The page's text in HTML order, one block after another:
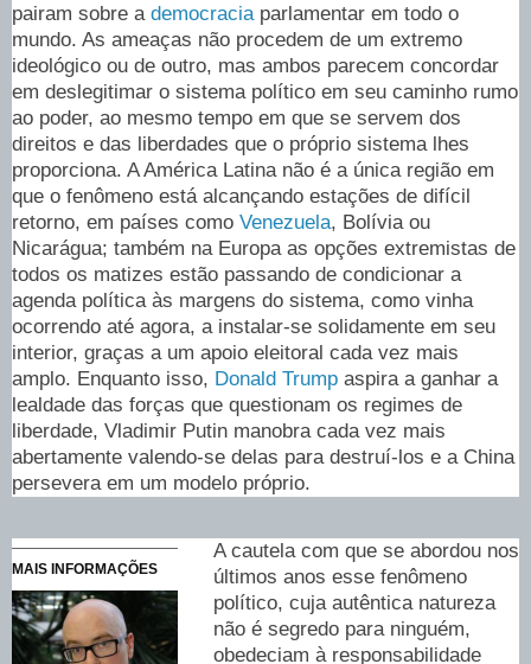
pairam sobre a democracia parlamentar em todo o
mundo. As ameaças não procedem de um extremo
ideológico ou de outro, mas ambos parecem concordar
em deslegitimar o sistema político em seu caminho rumo
ao poder, ao mesmo tempo em que se servem dos
direitos e das liberdades que o próprio sistema lhes
proporciona. A América Latina não é a única região em
que o fenômeno está alcançando estações de difícil
retorno, em países como Venezuela, Bolívia ou
Nicarágua; também na Europa as opções extremistas de
todos os matizes estão passando de condicionar a
agenda política às margens do sistema, como vinha
ocorrendo até agora, a instalar-se solidamente em seu
interior, graças a um apoio eleitoral cada vez mais
amplo. Enquanto isso, Donald Trump aspira a ganhar a
lealdade das forças que questionam os regimes de
liberdade, Vladimir Putin manobra cada vez mais
abertamente valendo-se delas para destruí-los e a China
persevera em um modelo próprio.
MAIS INFORMAÇÕES
A cautela com que se abordou nos
últimos anos esse fenômeno
político, cuja autêntica natureza
não é segredo para ninguém,
obedeciam à responsabilidade